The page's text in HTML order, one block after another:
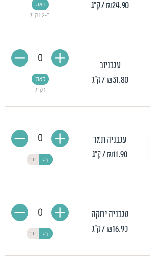
₪24.90 / ק"ג
כ-1.2 ק"ג
מארז
עגבניום
₪31.80 / ק"ג
1 ק״ג
מארז
0
עגבניה תמר
₪11.90/ ק"ג ק"ג יח'
0
עגבניה ירוקה
₪16.90/ ק"ג ק"ג יח'
0